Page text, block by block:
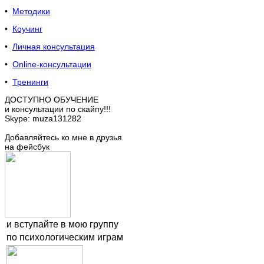
• Методики
• Коучинг
• Личная консультация
• Online-консультации
• Тренинги
ДОСТУПНО ОБУЧЕНИЕ
и консультации по скайпу!!!
Skype: muza131282
Добавляйтесь ко мне в друзья
на фейсбук
и вступайте в мою группу
по психологическим играм